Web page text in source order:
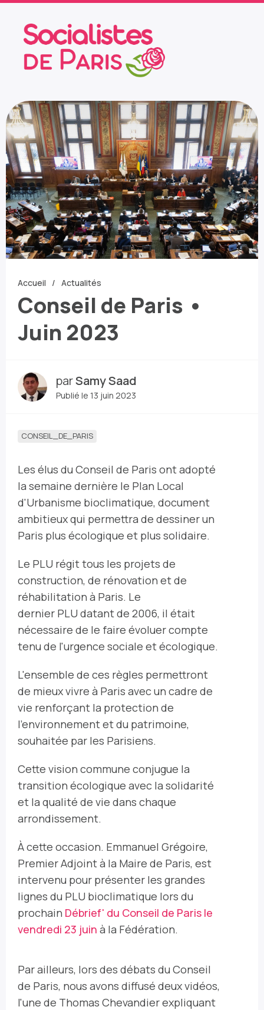
Accueil Actualités
Conseil de Paris •
Juin 2023
parSamy Saad
Publié le 13 juin 2023
CONSEIL_DE_PARIS
Les élus du Conseil de Paris ont adopté
la semaine dernière le Plan Local
d'Urbanisme bioclimatique, document
ambitieux qui permettra de dessiner un
Paris plus écologique et plus solidaire.
Le PLU régit tous les projets de
construction, de rénovation et de
réhabilitation à Paris. Le
dernier PLU datant de 2006, il était
nécessaire de le faire évoluer compte
tenu de l'urgence sociale et écologique.
L'ensemble de ces règles permettront
de mieux vivre à Paris avec un cadre de
vie renforçant la protection de
l'environnement et du patrimoine,
souhaitée par les Parisiens.
Cette vision commune conjugue la
transition écologique avec la solidarité
et la qualité de vie dans chaque
arrondissement.
À cette occasion. Emmanuel Grégoire,
Premier Adjoint à la Maire de Paris, est
intervenu pour présenter les grandes
lignes du PLU bioclimatique lors du
prochain Débrief' du Conseil de Paris le
vendredi 23 juin à la Fédération.
Par ailleurs, lors des débats du Conseil
de Paris, nous avons diffusé deux vidéos,
l'une de Thomas Chevandier expliquant